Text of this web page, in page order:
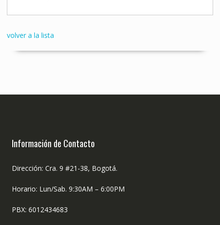
volver a la lista
Información de Contacto
Dirección: Cra. 9 #21-38, Bogotá.
Horario: Lun/Sab. 9:30AM – 6:00PM
PBX: 6012434683